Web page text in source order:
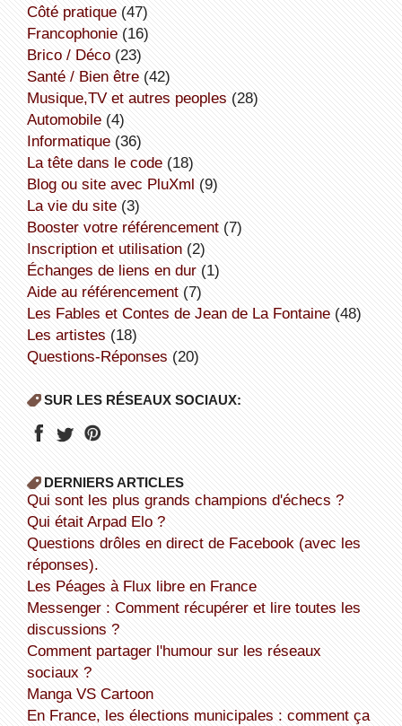
côté pratique(47)
Francophonie(16)
Brico / Déco(23)
Santé / Bien être(42)
Musique,TV et autres peoples (28)
Automobile(4)
informatique(36)
la tête dans le code(18)
Blog ou site avec PluXml (9)
la vie du site(3)
booster votre référencement(7)
inscription et utilisation(2)
échanges de liens en dur(1)
aide au référencement(7)
Les Fables et Contes de Jean de La Fontaine(48)
Les artistes (18)
Questions-Réponses (20)
SUR LES RÉSEAUX SOCIAUX:
DERNIERS ARTICLES
Qui sont les plus grands champions d'échecs ?
Qui était Arpad Elo ?
Questions drôles en direct de Facebook (avec les
réponses).
Les Péages à Flux libre en France
Messenger : Comment récupérer et lire toutes les
discussions ?
Comment partager l'humour sur les réseaux
sociaux ?
Manga VS Cartoon
En France, les élections municipales : comment ça